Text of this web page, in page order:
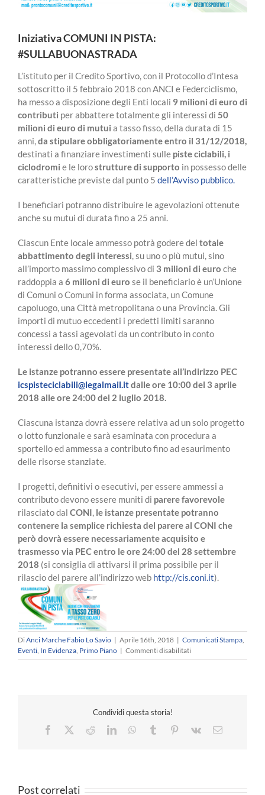
Iniziativa COMUNI IN PISTA:
#SULLABUONASTRADA
L’istituto per il Credito Sportivo, con il Protocollo d’Intesa
sottoscritto il 5 febbraio 2018 con ANCI e Federciclismo,
ha messo a disposizione degli Enti locali 9 milioni di euro di
contributi per abbattere totalmente gli interessi di 50
milioni di euro di mutui a tasso fisso, della durata di 15
anni,da stipulare obbligatoriamente entro il 31/12/2018,
destinati a finanziare investimenti sulle piste ciclabili, i
ciclodromi e le lorostrutture di supporto in possesso delle
caratteristiche previste dal punto 5 dell’Avviso pubblico.
I beneficiari potranno distribuire le agevolazioni ottenute
anche su mutui di durata fino a 25 anni.
Ciascun Ente locale ammesso potrà godere del totale
abbattimento degli interessi, su uno o più mutui, sino
all’importo massimo complessivo di 3 milioni di euro che
raddoppia a 6 milioni di euro se il beneficiario è un’Unione
di Comuni o Comuni in forma associata, un Comune
capoluogo, una Città metropolitana o una Provincia. Gli
importi di mutuo eccedenti i predetti limiti saranno
concessi a tassi agevolati da un contributo in conto
interessi dello 0,70%.
Le istanze potranno essere presentate all’indirizzo PEC
icspisteciclabili@legalmail.itdalle ore 10:00 del 3 aprile
2018 alle ore 24:00 del 2 luglio 2018.
Ciascuna istanza dovrà essere relativa ad un solo progetto
o lotto funzionale e sarà esaminata con procedura a
sportello ed ammessa a contributo fino ad esaurimento
delle risorse stanziate.
I progetti, definitivi o esecutivi, per essere ammessi a
contributo devono essere muniti di parere favorevole
rilasciato dal CONI, le istanze presentate potranno
contenere la semplice richiesta del parere al CONI che
però dovrà essere necessariamente acquisito e
trasmesso via PEC entro le ore 24:00 del 28 settembre
2018 (si consiglia di attivarsi il prima possibile per il
rilascio del parere all’indirizzo web http://cis.coni.it).
DiAnci Marche Fabio Lo Savio | Aprile 16th, 2018 | Comunicati Stampa,
Eventi, In Evidenza, Primo Piano | Commenti disabilitatisu
Iniziativa
Condividi questa storia!
Facebook
RedditLinkedInWhatsApp
Tumblr Pinterest
Vk Email
Post correlati